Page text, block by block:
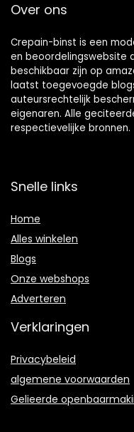
Over ons
Crepain-binst is een
en beoordelingswebsite
beschikbaar zijn op
laatst toegevoegde
auteursrechtelijk
eigenaren. Alle
respectievelijke bronnen.
Snelle links
Home
Alles winkelen
Blogs
Onze webshops
Adverteren
Verklaringen
Privacybeleid
algemene voorwaarden
Gelieerde